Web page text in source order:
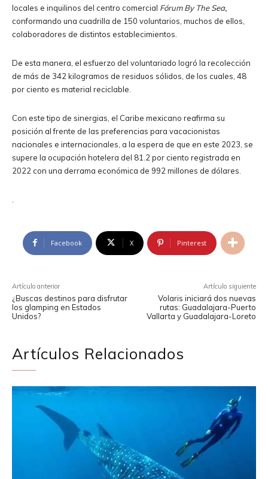
locales e inquilinos del centro comercial Fórum By The Sea,
conformando una cuadrilla de 150 voluntarios, muchos de ellos,
colaboradores de distintos establecimientos.
De esta manera, el esfuerzo del voluntariado logró la recolección
de más de 342 kilogramos de residuos sólidos, de los cuales, 48
por ciento es material reciclable.
Con este tipo de sinergias, el Caribe mexicano reafirma su
posición al frente de las preferencias para vacacionistas
nacionales e internacionales, a la espera de que en este 2023, se
supere la ocupación hotelera del 81.2 por ciento registrada en
2022 con una derrama económica de 992 millones de dólares.
Facebook X Pinterest
Artículo anterior
¿Buscas destinos para disfrutar
los glamping en Estados
Unidos?
Artículo siguiente
Volaris iniciará dos nuevas
rutas: Guadalajara-Puerto
Vallarta y Guadalajara-Loreto
Artículos Relacionados